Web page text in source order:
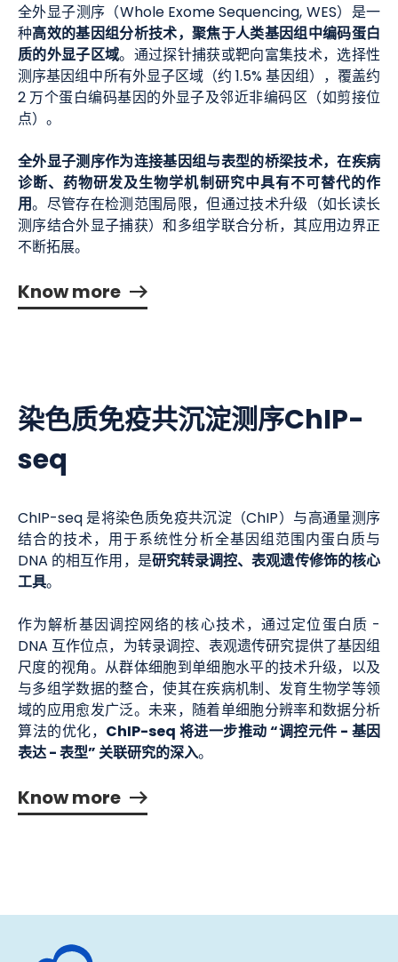
全外显子测序（Whole Exome Sequencing, WES）是一
种高效的基因组分析技术，聚焦于人类基因组中编码蛋白
质的外显子区域。通过探针捕获或靶向富集技术，选择性
测序基因组中所有外显子区域（约 1.5% 基因组），覆盖约
2 万个蛋白编码基因的外显子及邻近非编码区（如剪接位
点）。
全外显子测序作为连接基因组与表型的桥梁技术，在疾病
诊断、药物研发及生物学机制研究中具有不可替代的作
用。尽管存在检测范围局限，但通过技术升级（如长读长
测序结合外显子捕获）和多组学联合分析，其应用边界正
不断拓展。
Know more
染色质免疫共沉淀测序ChIP-
seq
ChIP-seq 是将染色质免疫共沉淀（ChIP）与高通量测序
结合的技术，用于系统性分析全基因组范围内蛋白质与
DNA 的相互作用，是研究转录调控、表观遗传修饰的核心
工具。
作为解析基因调控网络的核心技术，通过定位蛋白质 -
DNA 互作位点，为转录调控、表观遗传研究提供了基因组
尺度的视角。从群体细胞到单细胞水平的技术升级，以及
与多组学数据的整合，使其在疾病机制、发育生物学等领
域的应用愈发广泛。未来，随着单细胞分辨率和数据分析
算法的优化， ChIP-seq 将进一步推动 “调控元件 - 基因
表达 - 表型” 关联研究的深入。
Know more
深圳市绘云生物科技有限公司